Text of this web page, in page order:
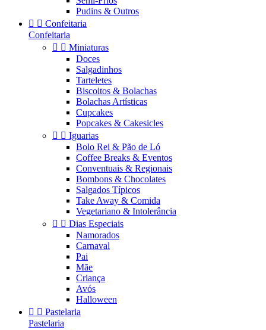
Pudins & Outros
  Confeitaria
Confeitaria
  Miniaturas
Doces
Salgadinhos
Tarteletes
Biscoitos & Bolachas
Bolachas Artísticas
Cupcakes
Popcakes & Cakesicles
  Iguarias
Bolo Rei & Pão de Ló
Coffee Breaks & Eventos
Conventuais & Regionais
Bombons & Chocolates
Salgados Típicos
Take Away & Comida
Vegetariano & Intolerância
  Dias Especiais
Namorados
Carnaval
Pai
Mãe
Criança
Avós
Halloween
  Pastelaria
Pastelaria